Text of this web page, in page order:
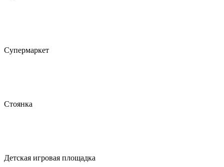
Супермаркет
Стоянка
Детская игровая площадка